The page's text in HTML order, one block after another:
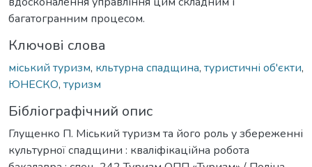
багатогранним процесом.
Ключові слова
міський туризм, кльтурна спадщина, туристичні об'єкти,
ЮНЕСКО, туризм
Бібліографічний опис
Глущенко П. Міський туризм та його роль у збереженні
культурної спадщини : кваліфікаційна робота